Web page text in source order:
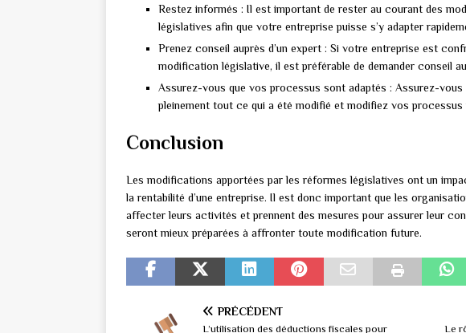
Restez informés : Il est important de rester au courant des
législatives afin que votre entreprise puisse s’y adapter
Prenez conseil auprès d’un expert : Si votre entreprise est
modification législative, il est préférable de demander conseil
Assurez-vous que vos processus sont adaptés : Assurez-
pleinement tout ce qui a été modifié et modifiez vos processus
Conclusion
Les modifications apportées par les réformes législatives ont un
la rentabilité d’une entreprise. Il est donc important que les
affecter leurs activités et prennent des mesures pour assurer leur
seront mieux préparées à affronter toute modification future.
PRÉCÉDENT
L’utilisation des déductions fiscales pour Le